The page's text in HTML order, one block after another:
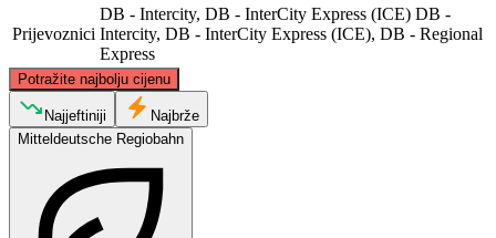
Prijevoznici
DB - Intercity, DB - InterCity Express (ICE) DB -
Intercity, DB - InterCity Express (ICE), DB - Regional
Express
Potražite najbolju cijenu
Najjeftiniji
Najbrže
Mitteldeutsche Regiobahn